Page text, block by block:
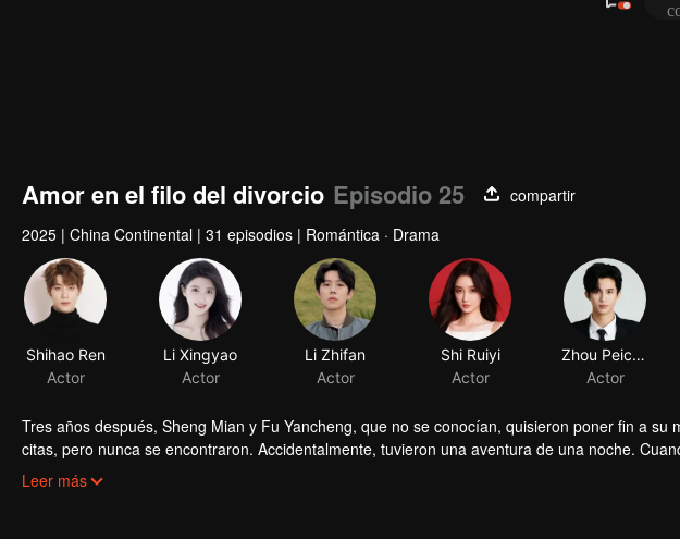
Amor en el filo del divorcio Episodio 25
compartir
2025 | China Continental | 31 episodios | Romántica · Drama
Shihao Ren
Actor
Li Xingyao
Actor
Li Zhifan
Actor
Shi Ruiyi
Actor
Zhou Peichen
Actor
Tres años después, Sheng Mian y Fu Yancheng, que no se conocían, quisieron poner fin a su
citas, pero nunca se encontraron. Accidentalmente, tuvieron una aventura de una noche.
aún más debido a expresiones emocionales equivocadas. Fu Yancheng realmente se
Leer más